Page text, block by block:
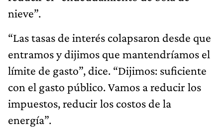
nieve”.
“Las tasas de interés colapsaron desde que
entramos y dijimos que mantendríamos el
límite de gasto”, dice. “Dijimos: suficiente
con el gasto público. Vamos a reducir los
impuestos, reducir los costos de la
energía”.